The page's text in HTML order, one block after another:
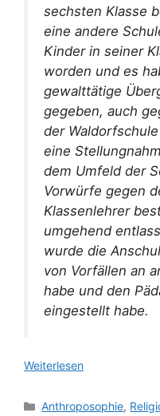
sechsten Klasse
eine andere
Kinder in seiner
worden und es
gewalttätige
gegeben, auch
der
eine
dem Umfeld der
Vorwürfe gegen
Klassenlehrer
umgehend
wurde die
von Vorfällen an
habe und den
eingestellt habe.
Weiterlesen
Kategorien
Anthroposophie,